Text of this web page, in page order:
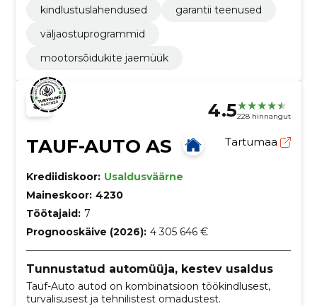
kindlustuslahendused
garantii teenused
väljaostuprogrammid
mootorsõidukite jaemüük
4.5228 hinnangut
TAUF-AUTO AS Tartumaa
Krediidiskoor: Usaldusväärne
Maineskoor: 4230
Töötajaid: 7
Prognooskäive (2026): 4 305 646 €
Tunnustatud automüüja, kestev usaldus
Tauf-Auto autod on kombinatsioon töökindlusest,
turvalisusest ja tehnilistest omadustest.